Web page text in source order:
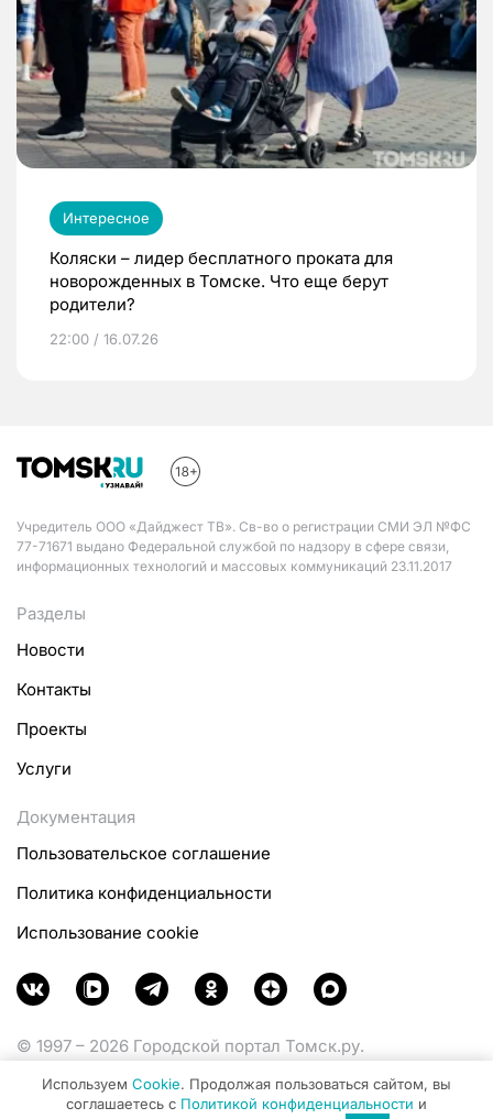
Интересное
Коляски – лидер бесплатного проката для
новорожденных в Томске. Что еще берут
родители?
22:00 / 16.07.26
Учредитель ООО «Дайджест ТВ». Св-во о регистрации СМИ ЭЛ №ФС
77-71671 выдано Федеральной службой по надзору в сфере связи,
информационных технологий и массовых коммуникаций 23.11.2017
Разделы
Новости
Контакты
Проекты
Услуги
Документация
Пользовательское соглашение
Политика конфиденциальности
Использование cookie
© 1997 – 2026 Городской портал Томск.ру.
Министерства цифрового развития, связи и массовых
Используем Cookie. Продолжая пользоваться сайтом, вы
соглашаетесь с Политикой конфиденциальности и